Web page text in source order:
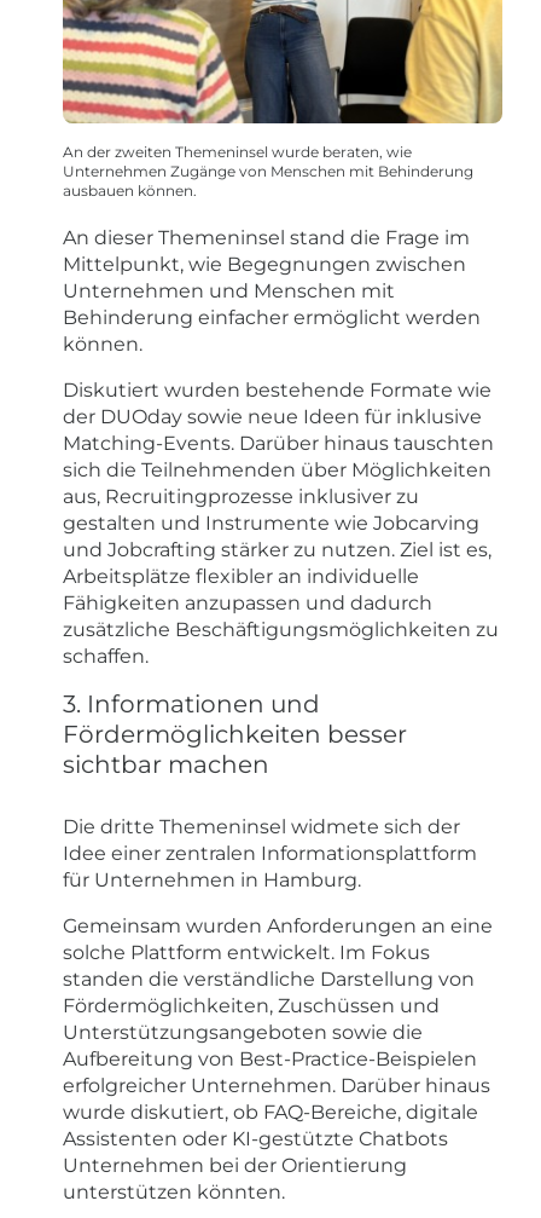
An der zweiten Themeninsel wurde beraten, wie
Unternehmen Zugänge von Menschen mit Behinderung
ausbauen können.
An dieser Themeninsel stand die Frage im
Mittelpunkt, wie Begegnungen zwischen
Unternehmen und Menschen mit
Behinderung einfacher ermöglicht werden
können.
Diskutiert wurden bestehende Formate wie
der DUOday sowie neue Ideen für inklusive
Matching-Events. Darüber hinaus tauschten
sich die Teilnehmenden über Möglichkeiten
aus, Recruitingprozesse inklusiver zu
gestalten und Instrumente wie Jobcarving
und Jobcrafting stärker zu nutzen. Ziel ist es,
Arbeitsplätze flexibler an individuelle
Fähigkeiten anzupassen und dadurch
zusätzliche Beschäftigungsmöglichkeiten zu
schaffen.
3. Informationen und
Fördermöglichkeiten besser
sichtbar machen
Die dritte Themeninsel widmete sich der
Idee einer zentralen Informationsplattform
für Unternehmen in Hamburg.
Gemeinsam wurden Anforderungen an eine
solche Plattform entwickelt. Im Fokus
standen die verständliche Darstellung von
Fördermöglichkeiten, Zuschüssen und
Unterstützungsangeboten sowie die
Aufbereitung von Best-Practice-Beispielen
erfolgreicher Unternehmen. Darüber hinaus
wurde diskutiert, ob FAQ-Bereiche, digitale
Assistenten oder KI-gestützte Chatbots
Unternehmen bei der Orientierung
unterstützen könnten.